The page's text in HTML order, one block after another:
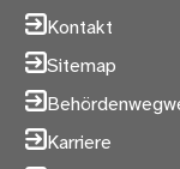
Kontakt
Sitemap
Karriere